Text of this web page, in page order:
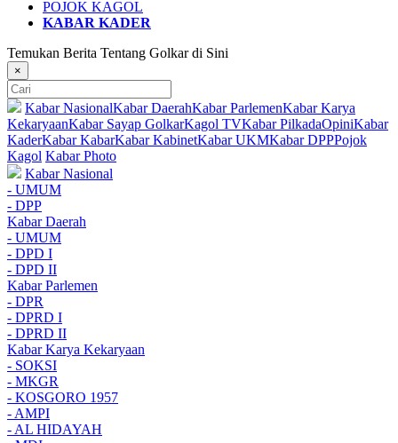
POJOK KAGOL
KABAR KADER
Temukan Berita Tentang Golkar di Sini
×
Kabar NasionalKabar DaerahKabar ParlemenKabar Karya
KekaryaanKabar Sayap GolkarKagol TVKabar PilkadaOpiniKabar
KaderKabar KabarKabar KabinetKabar UKMKabar DPPPojok
Kagol Kabar Photo
Kabar Nasional
- UMUM
- DPP
Kabar Daerah
- UMUM
- DPD I
- DPD II
Kabar Parlemen
- DPR
- DPRD I
- DPRD II
Kabar Karya Kekaryaan
- SOKSI
- MKGR
- KOSGORO 1957
- AMPI
- AL HIDAYAH